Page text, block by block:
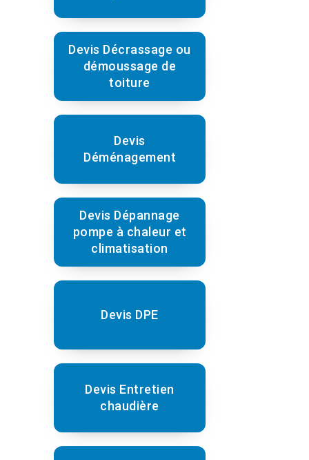
Devis Décrassage ou
démoussage de
toiture
Devis
Déménagement
Devis Dépannage
pompe à chaleur et
climatisation
Devis DPE
Devis Entretien
chaudière